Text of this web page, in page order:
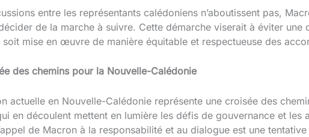
entre les représentants calédoniens n’aboutissent pas,
de la marche à suivre. Cette démarche viserait à éviter
soit mise en œuvre de manière équitable et respectueuse des
des chemins pour la Nouvelle-Calédonie
actuelle en Nouvelle-Calédonie représente une croisée des
en découlent mettent en lumière les défis de gouvernance et les
de Macron à la responsabilité et au dialogue est une